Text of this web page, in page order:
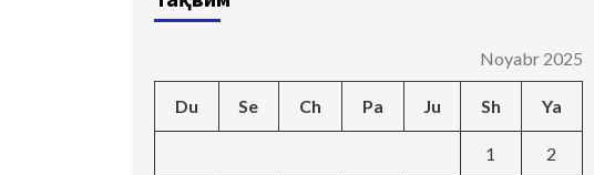
Noyabr 2025
Du Se Ch Pa Ju Sh Ya
1 2